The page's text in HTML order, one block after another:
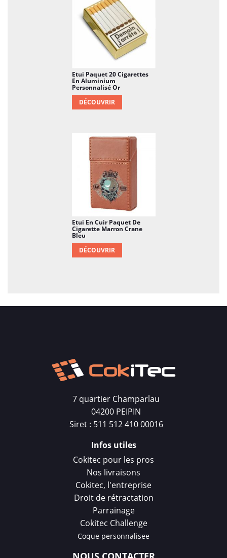
Etui Paquet 20 Cigarettes
En Aluminium
Personnalisé Or
DÉCOUVRIR
Etui En Cuir Paquet De
Cigarette Marron Crane
Bleu
DÉCOUVRIR
7 quartier Champarlau
04200 PEIPIN
Siret : 511 512 410 00016
Infos utiles
Cokitec pour les pros
Nos livraisons
Cokitec, l'entreprise
Droit de rétractation
Parrainage
Cokitec Challenge
Coque personnalisee